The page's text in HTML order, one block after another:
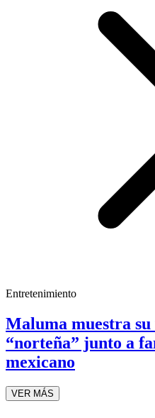
Entretenimiento
Maluma muestra su
“norteña” junto a
mexicano
VER MÁS